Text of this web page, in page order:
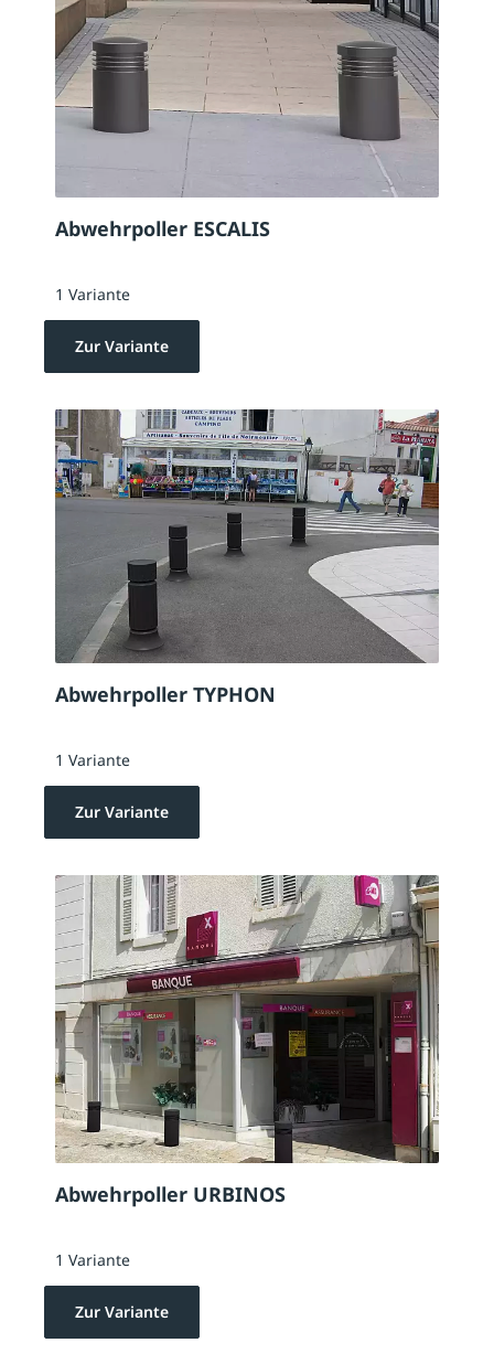
Abwehrpoller ESCALIS
1 Variante
Zur Variante
Abwehrpoller TYPHON
1 Variante
Zur Variante
Abwehrpoller URBINOS
1 Variante
Zur Variante